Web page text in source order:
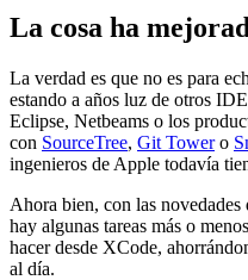
La cosa ha
La verdad es que no es para
estando a años luz de otros
Eclipse, Netbeams o los
con SourceTree, Git Towero
ingenieros de Apple todavía
Ahora bien, con las
hay algunas tareas más o
hacer desde XCode,
al día.